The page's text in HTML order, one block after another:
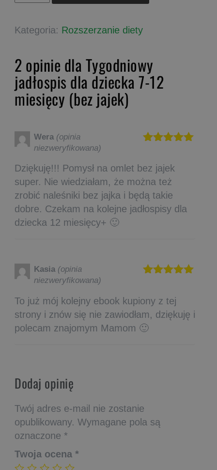
Tygodniowy
dla
7-
12
miesięcy
(bez
Kategoria: Rozszerzanie diety
2 opinie dlaTygodniowy
jadłospis dla dziecka 7-12
miesięcy (bez jajek)
Wera (opinia
niezweryfikowana)
Dziękuję!!! Pomysł na omlet bez jajek
super. Nie wiedziałam, że można też
zrobić naleśniki bez jajka i będą takie
dobre. Czekam na kolejne jadłospisy dla
dziecka 12 miesięcy+ 🙂
Kasia (opinia
niezweryfikowana)
To już mój kolejny ebook kupiony z tej
strony i znów się nie zawiodłam, dziękuję i
polecam znajomym Mamom 🙂
Dodaj opinię
Twój adres e-mail nie zostanie
opublikowany. Wymagane pola są
oznaczone *
Twoja ocena *